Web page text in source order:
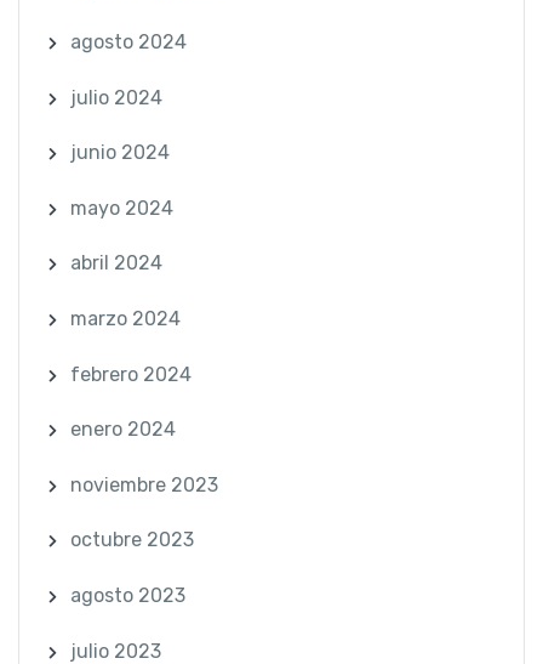
agosto 2024
julio 2024
junio 2024
mayo 2024
abril 2024
marzo 2024
febrero 2024
enero 2024
noviembre 2023
octubre 2023
agosto 2023
julio 2023